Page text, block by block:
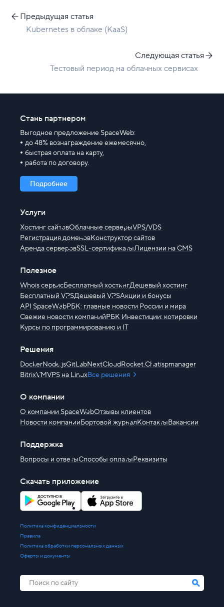
Предыдущая статья
Kubernetes в облаке (KaaS)
Следующая статья
Тестовый период на облачных сервисах
Стань партнером
Выгодное предложение SpaceWeb:
до 48% вознаграждение ежемесячно,
быстрая оплата на карту,
работа по договору.
Подробнее
Услуги
Хостинг сайтовОблачные серверыVPS/VDS
Регистрация доменовКонструктор сайтов
Аренда серверовSSL-сертификатыЛицензии на CMS
Полезное
Whois сервисБесплатный хостингДешевый хостинг
Бесплатный VPSДешевый VPSАкции и бонусы
API SpaceWebРБК: главные новости России и мира
Свежие новости компанийРБК Инвестиции: котировки
Курсы по программированию и IT
Решения
DockerNode.jsGitLabNextCloudRocket.Chatispmanager
BitrixVMVPS на LinuxВсе решения
О компании
О компании SpaceWebОтзывы клиентов
Новости компанииБортовой журналКонтактыВакансии
Поддержка
Вопросы и ответыСпособы оплатыРеквизиты
Скачать приложение
Политика конфиденциальности
Правила
Политика обработки персональных данных
Оферты и документы